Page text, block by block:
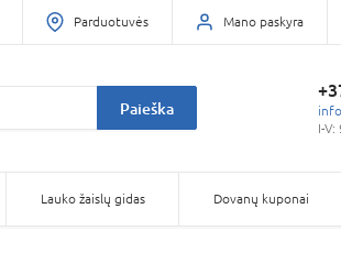
Parduotuvės Mano paskyra
Paieška
I-V:
Lauko žaislų gidas Dovanų kuponai